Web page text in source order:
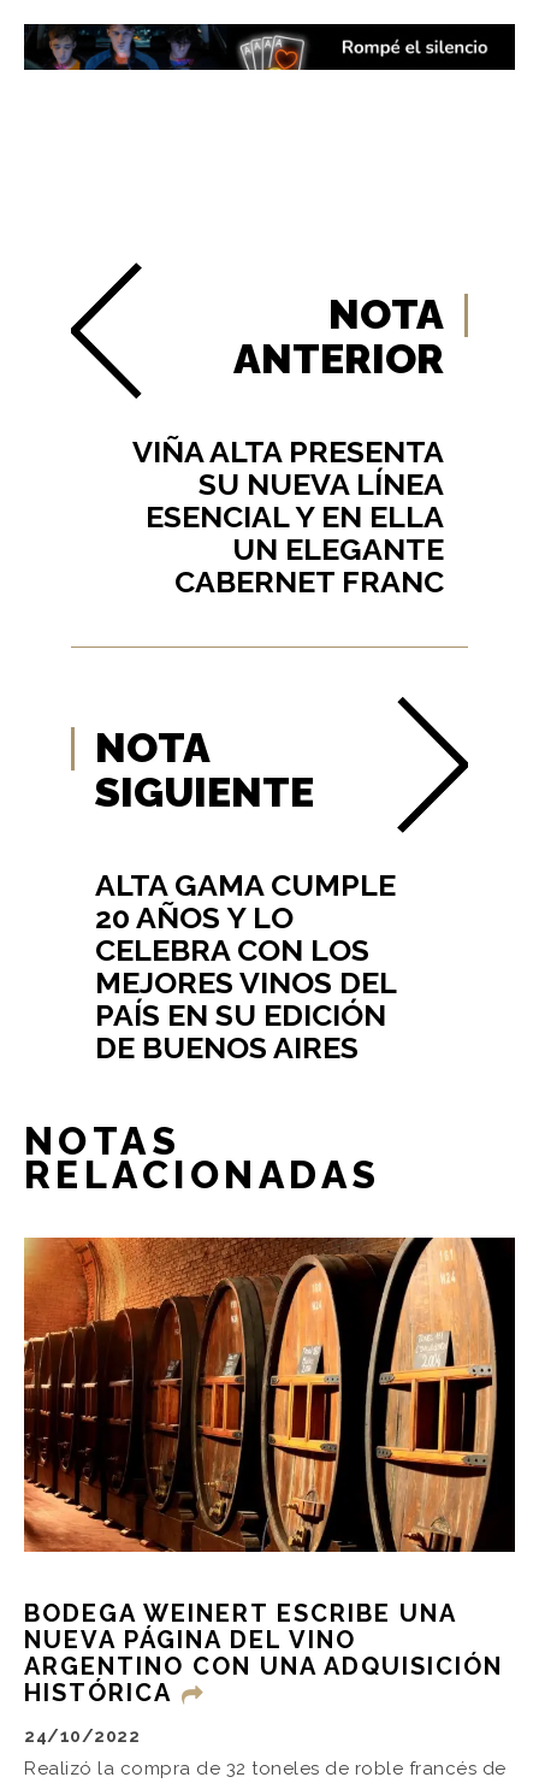
NOTA
ANTERIOR
VIÑA ALTA PRESENTA
SU NUEVA LÍNEA
ESENCIAL Y EN ELLA
UN ELEGANTE
CABERNET FRANC
NOTA
SIGUIENTE
ALTA GAMA CUMPLE
20 AÑOS Y LO
CELEBRA CON LOS
MEJORES VINOS DEL
PAÍS EN SU EDICIÓN
DE BUENOS AIRES
NOTAS
RELACIONADAS
BODEGA WEINERT ESCRIBE UNA
NUEVA PÁGINA DEL VINO
ARGENTINO CON UNA ADQUISICIÓN
HISTÓRICA
24/10/2022
Realizó la compra de 32 toneles de roble francés de